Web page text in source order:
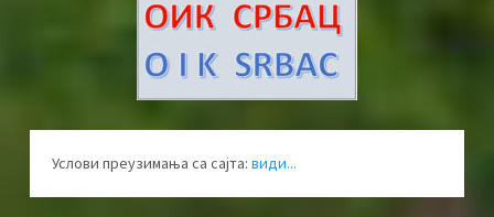
Услови преузимања са сајта: види...